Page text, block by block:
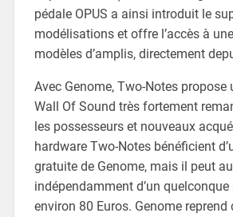
pédale OPUS a ainsi introduit le
modélisations et offre l’accès à
modèles d’amplis, directement
Avec Genome, Two-Notes propose
Wall Of Sound très fortement
les possesseurs et nouveaux
hardware Two-Notes bénéficient
gratuite de Genome, mais il peut
indépendamment d’un
environ 80 Euros. Genome reprend